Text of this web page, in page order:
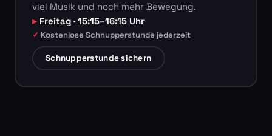
viel Musik und noch mehr Bewegung.
Freitag · 15:15–16:15 Uhr
Kostenlose Schnupperstunde jederzeit
Schnupperstunde sichern